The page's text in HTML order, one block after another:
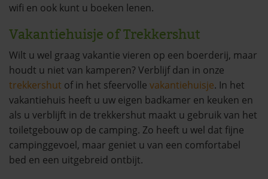
wifi en ook kunt u boeken lenen.
Vakantiehuisje of Trekkershut
Wilt u wel graag vakantie vieren op een boerderij, maar
houdt u niet van kamperen? Verblijf dan in onze
trekkershut of in het sfeervolle vakantiehuisje. In het
vakantiehuis heeft u uw eigen badkamer en keuken en
als u verblijft in de trekkershut maakt u gebruik van het
toiletgebouw op de camping. Zo heeft u wel dat fijne
campinggevoel, maar geniet u van een comfortabel
bed en een uitgebreid ontbijt.